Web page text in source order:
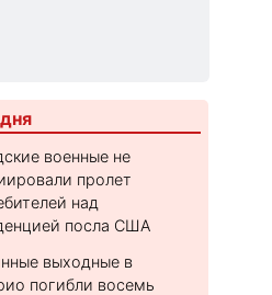
военные не
пролет
над
посла США
выходные в
погибли восемь